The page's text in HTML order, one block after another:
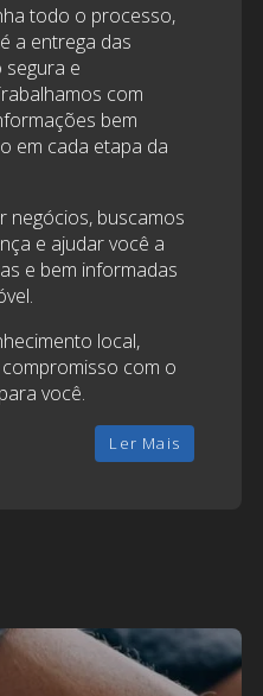
todo o processo,
a entrega das
segura e
com
bem
em cada etapa da
negócios, buscamos
e ajudar você a
e bem informadas
local,
com o
você.
Ler Mais